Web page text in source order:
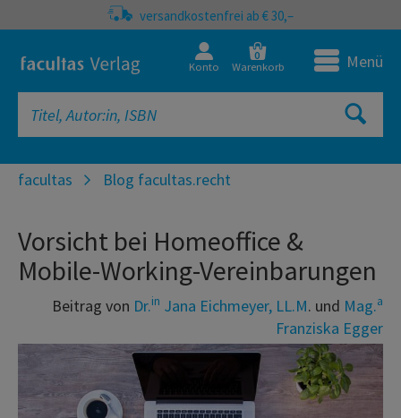
versandkostenfrei ab € 30,–
Konto
0
Warenkorb Menü
facultas Blog facultas.recht
Vorsicht bei Homeoffice &
Mobile-Working-Vereinbarungen
Beitrag von Dr.in Jana Eichmeyer, LL.M. und Mag.a
Franziska Egger